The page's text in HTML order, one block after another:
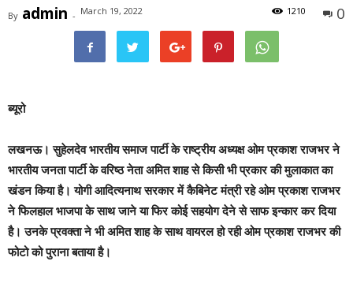
By admin - March 19, 2022 0
1210
ब्यूरो
लखनऊ।सुहेलदेव भारतीय समाज पार्टी के राष्ट्रीय अध्यक्ष ओम प्रकाश राजभर ने
भारतीय जनता पार्टी के वरिष्ठ नेता अमित शाह से किसी भी प्रकार की मुलाकात का
खंडन किया है। योगी आदित्यनाथ सरकार में कैबिनेट मंत्री रहे ओम प्रकाश राजभर
ने फिलहाल भाजपा के साथ जाने या फिर कोई सहयोग देने से साफ इन्कार कर दिया
है। उनके प्रवक्ता ने भी अमित शाह के साथ वायरल हो रही ओम प्रकाश राजभर की
फोटो को पुराना बताया है।